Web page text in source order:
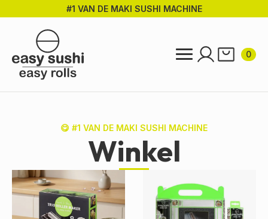
de
hoofdinhoud
#1 VAN DE MAKI SUSHI MACHINE
0
😋 #1 VAN DE MAKI SUSHI MACHINE
Winkel